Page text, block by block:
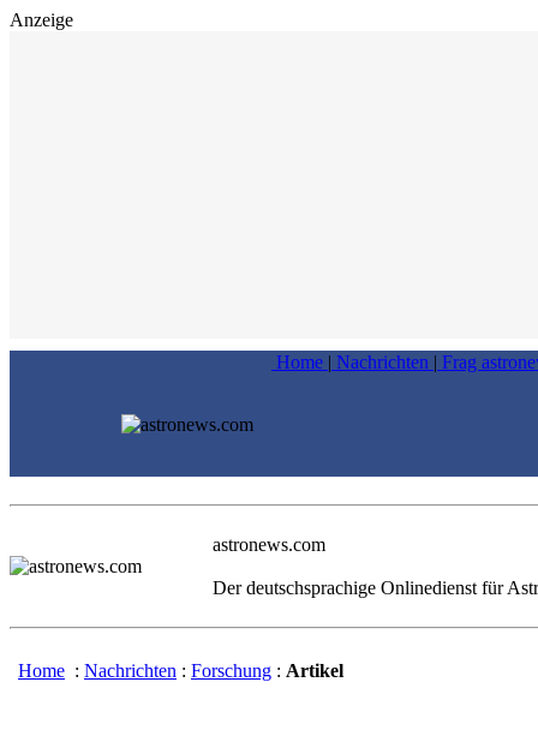
Anzeige
Home | Nachrichten | Frag
astronews.com
Der deutschsprachige Onlinedienst für
Home : Nachrichten : Forschung : Artikel